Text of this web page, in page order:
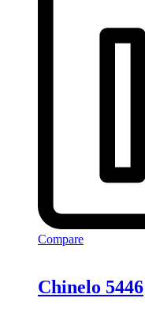
Compare
Chinelo 5446